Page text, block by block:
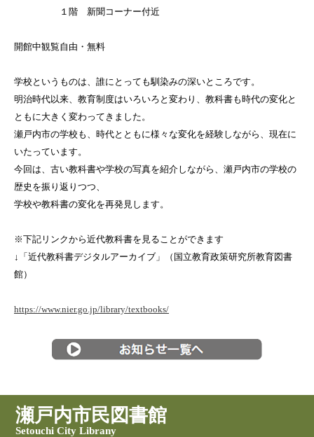
１階 新聞コーナー付近
開館中観覧自由・無料
学校というものは、誰にとっても馴染みの深いところです。
明治時代以来、教育制度はいろいろと変わり、教科書も時代の変化と
ともに大きく変わってきました。
瀬戸内市の学校も、時代とともに様々な変化を経験しながら、現在に
いたっています。
今回は、古い教科書や学校の写真を紹介しながら、瀬戸内市の学校の
歴史を振り返りつつ、
学校や教科書の変化を再発見します。
※下記リンクから近代教科書を見ることができます
↓「近代教科書デジタルアーカイブ」（国立教育政策研究所教育図書
館）
https://www.nier.go.jp/library/textbooks/
瀬戸内市民図書館
Setouchi City Librany